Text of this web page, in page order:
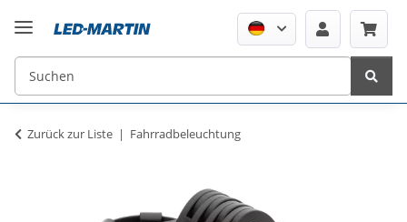
Zurück zur Liste Fahrradbeleuchtung